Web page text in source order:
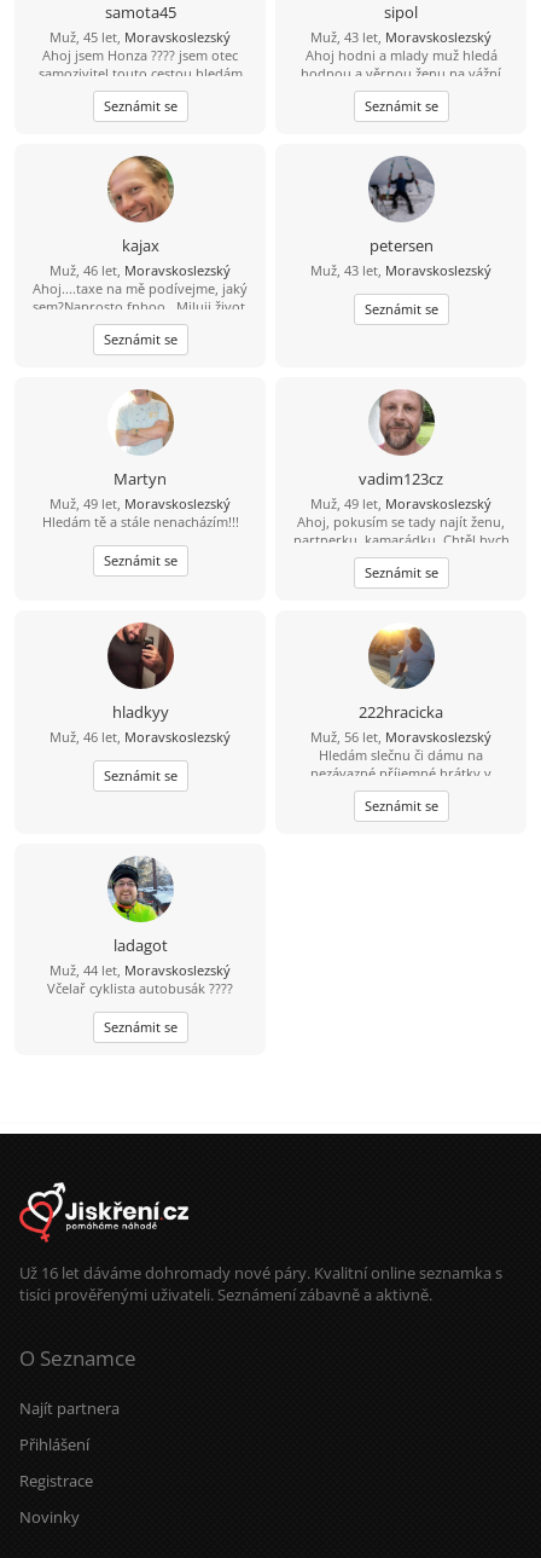
samota45
Muž, 45 let, Moravskoslezský
Ahoj jsem Honza ???? jsem otec
samozivitel touto cestou hledám
lásku porozumění a upsymnost.
Seznámit se
sipol
Muž, 43 let, Moravskoslezský
Ahoj hodni a mlady muž hledá
hodnou a věrnou ženu na vážní
seznámení lásku .
Seznámit se
kajax
Muž, 46 let, Moravskoslezský
Ahoj....taxe na mě podívejme, jaký
sem?Naprosto fphoo...Miluji život,
rád se směju, miluji sluníčko, sem
pozitivně naladěný extrovert, takže
když je tma tak já svítím...Místama až
moc tvrdohlavý, ale dá se to přežít,
pohodář, vtipný, miluji přírodu, ale
nelezu tam každý víkend...dokážu
tancovat i na stole ''nahoře bez'' a
nemusím mít 4promile prostě chlap
přirozeného typu, miluji děti, sem
vegetarián takže ať se
nelekneš....pokud si dočetla až sem
tak gratuluji....
Seznámit se
petersen
Muž, 43 let, Moravskoslezský
Seznámit se
Martyn
Muž, 49 let, Moravskoslezský
Hledám tě a stále nenacházím!!!
Seznámit se
vadim123cz
Muž, 49 let, Moravskoslezský
Ahoj, pokusím se tady najít ženu,
partnerku, kamarádku. Chtěl bych
opět najít lásku a důvěru na kterou
jsem doplatil Mám rád sport
zábavu,zahradu a povídání s
Seznámit se
hladkyy
Muž, 46 let, Moravskoslezský
Seznámit se
222hracicka
Muž, 56 let, Moravskoslezský
Hledám slečnu či dámu na
nezávazné příjemné hrátky v
dopoledních hodinách. Žádné
následné komplikace! :-D Ostravsko
Seznámit se
ladagot
Muž, 44 let, Moravskoslezský
Včelař cyklista autobusák ????
Seznámit se
Už 16 let dáváme dohromady nové páry. Kvalitní online seznamka s
tisíci prověřenými uživateli. Seznámení zábavně a aktivně.
O Seznamce
Najít partnera
Přihlášení
Registrace
Novinky